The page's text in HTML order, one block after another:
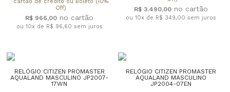
Off)
R$ 966,00
ou 10x de R$ 96,60 sem juros
R$ 3.490,00
ou 10x de R$ 349,00 sem juros
RELÓGIO CITIZEN PROMASTER
AQUALAND MASCULINO JP2007-
17WN
RELÓGIO CITIZEN PROMASTER
AQUALAND MASCULINO
JP2004-07EN